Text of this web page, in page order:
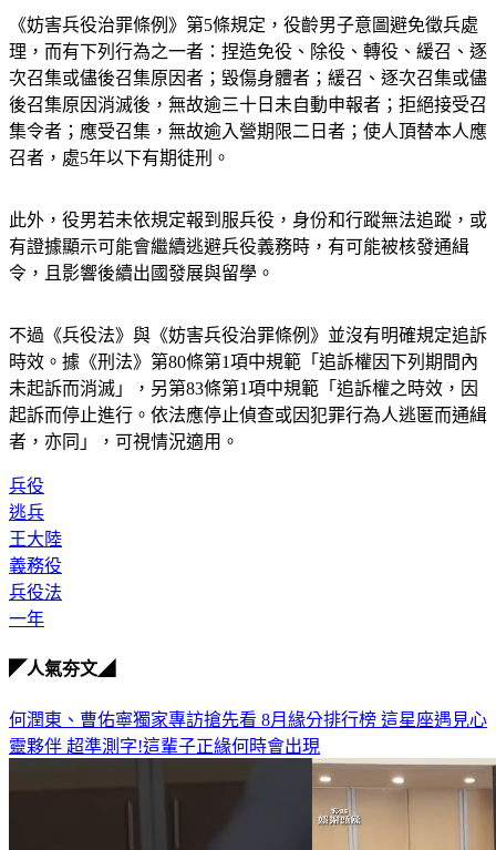
《妨害兵役治罪條例》第5條規定，役齡男子意圖避免徵兵處
理，而有下列行為之一者：捏造免役、除役、轉役、緩召、逐
次召集或儘後召集原因者；毀傷身體者；緩召、逐次召集或儘
後召集原因消滅後，無故逾三十日未自動申報者；拒絕接受召
集令者；應受召集，無故逾入營期限二日者；使人頂替本人應
此外，役男若未依規定報到服兵役，身份和行蹤無法追蹤，或
有證據顯示可能會繼續逃避兵役義務時，有可能被核發通緝
不過《兵役法》與《妨害兵役治罪條例》並沒有明確規定追訴
時效。據《刑法》第80條第1項中規範「追訴權因下列期間內
未起訴而消滅」，另第83條第1項中規範「追訴權之時效，因
起訴而停止進行。依法應停止偵查或因犯罪行為人逃匿而通緝
兵役
逃兵
王大陸
義務役
兵役法
何潤東、曹佑寧獨家專訪搶先看8月緣分排行榜 這星座遇見心
超準測字!這輩子正緣何時會出現